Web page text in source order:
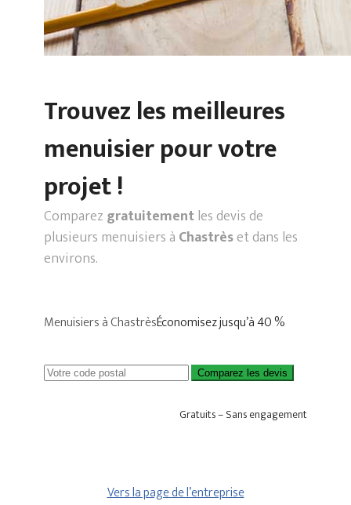
Trouvez les meilleures
menuisier pour votre
projet !
Comparez gratuitementles devis de
plusieurs menuisiers à Chastrèset dans les
environs.
Menuisiers à ChastrèsÉconomisez jusqu’à 40 %
Comparez les devis
Gratuits – Sans engagement
Vers la page de l’entreprise